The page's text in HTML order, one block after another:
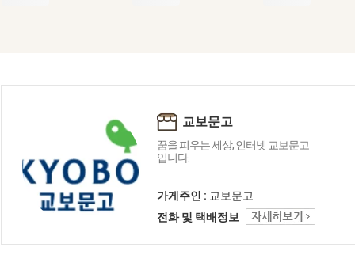
교보문고
꿈을 피우는 세상, 인터넷 교보문고
입니다.
가게주인 : 교보문고
전화 및 택배정보